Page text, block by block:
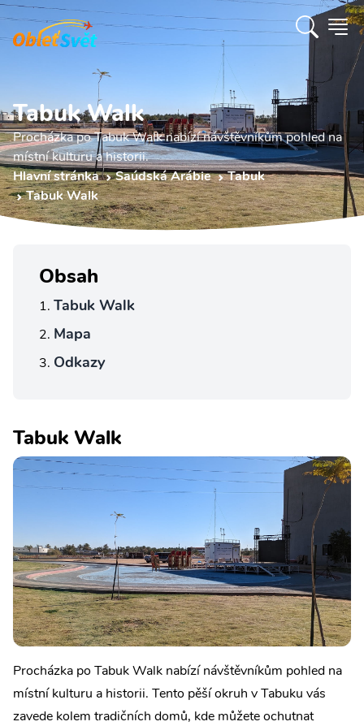
Tabuk Walk
Procházka po Tabuk Walk nabízí návštěvníkům pohled na
místní kulturu a historii.
Hlavní stránka
Saúdská Arábie
Tabuk
Tabuk Walk
Obsah
Tabuk Walk
Mapa
Odkazy
Tabuk Walk
Procházka po Tabuk Walk nabízí návštěvníkům pohled na
místní kulturu a historii. Tento pěší okruh v Tabuku vás
zavede kolem tradičních domů, kde můžete ochutnat